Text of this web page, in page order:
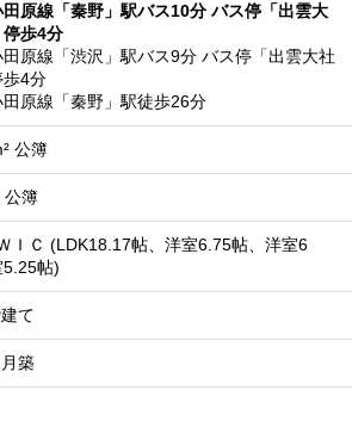
原線「秦野」駅バス10分 バス停「出雲大
歩4分
原線「渋沢」駅バス9分 バス停「出雲大社
歩4分
原線「秦野」駅徒歩26分
公簿
公簿
ＩＣ (LDK18.17帖、洋室6.75帖、洋室6
帖)
て
築